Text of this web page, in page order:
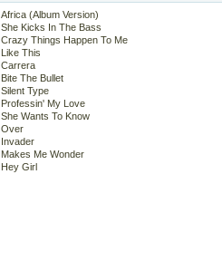
Africa (Album Version)
She Kicks In The Bass
Crazy Things Happen To Me
Like This
Carrera
Bite The Bullet
Silent Type
Professin' My Love
She Wants To Know
Over
Invader
Makes Me Wonder
Hey Girl